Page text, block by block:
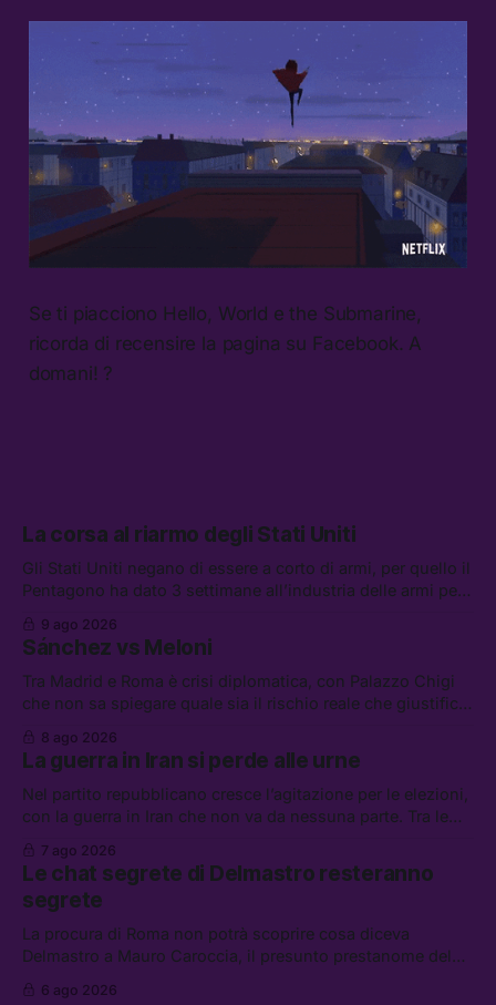
Se ti piacciono Hello, World e the Submarine,
ricorda di recensire la pagina su Facebook. A
domani! ?
La corsa al riarmo degli Stati Uniti
Gli Stati Uniti negano di essere a corto di armi, per quello il
Pentagono ha dato 3 settimane all’industria delle armi per
continuerà ad usare i servizi di Palantir, la protesta contro
La Russa, e la centrale elettrica di Amazon in Texas
9 ago 2026
Sánchez vs Meloni
Tra Madrid e Roma è crisi diplomatica, con Palazzo Chigi
che non sa spiegare quale sia il rischio reale che giustifica
di difesa tra Arabia Saudita, Pakistan e Turchia, la crisi del
carburante irregolare, e un altro caso di IA ribelle
8 ago 2026
La guerra in Iran si perde alle urne
Nel partito repubblicano cresce l’agitazione per le elezioni,
con la guerra in Iran che non va da nessuna parte. Tra le
lavoro, Schlein prova a mettere in sicurezza la coalizione, e
che cos’è lo “Spiralismo,” la religione degli agenti IA
7 ago 2026
Le chat segrete di Delmastro resteranno
segrete
La procura di Roma non potrà scoprire cosa diceva
Delmastro a Mauro Caroccia, il presunto prestanome del
attacchi in Libano, il governo chiederà 36 miliardi di
6 ago 2026